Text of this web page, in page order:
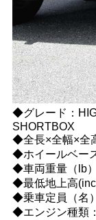
◆グレード：
SHORTBOX
◆全長×全幅×全
◆ホイールベー
◆車両重量（lb
◆最低地上高
◆乗車定員（名
◆エンジン種類